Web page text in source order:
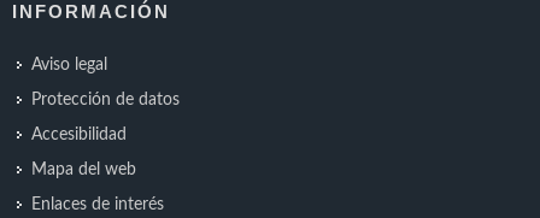
INFORMACIÓN
Aviso legal
Protección de datos
Accesibilidad
Mapa del web
Enlaces de interés